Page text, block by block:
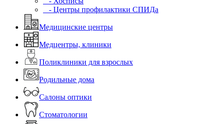
- Центры профилактики СПИДа
Медицинские центры
Медцентры, клиники
Поликлиники для взрослых
Родильные дома
Салоны оптики
Стоматологии